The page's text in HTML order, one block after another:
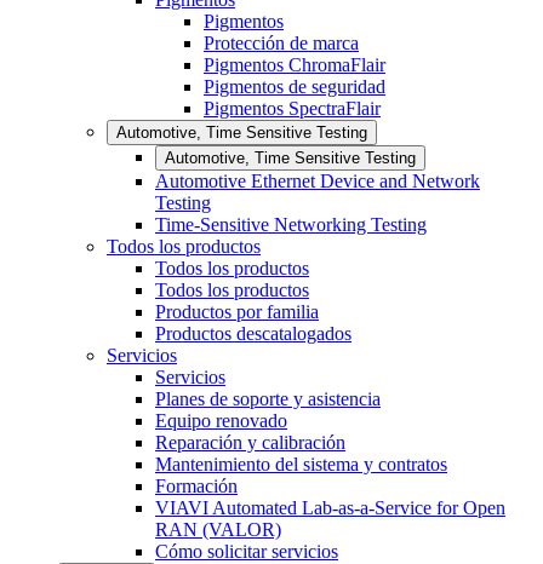
Pigmentos
Protección de marca
Pigmentos ChromaFlair
Pigmentos de seguridad
Pigmentos SpectraFlair
Automotive, Time Sensitive Testing
Automotive, Time Sensitive Testing
Automotive Ethernet Device and Network
Testing
Time-Sensitive Networking Testing
Todos los productos
Todos los productos
Todos los productos
Productos por familia
Productos descatalogados
Servicios
Servicios
Planes de soporte y asistencia
Equipo renovado
Reparación y calibración
Mantenimiento del sistema y contratos
Formación
VIAVI Automated Lab-as-a-Service for Open
RAN (VALOR)
Cómo solicitar servicios